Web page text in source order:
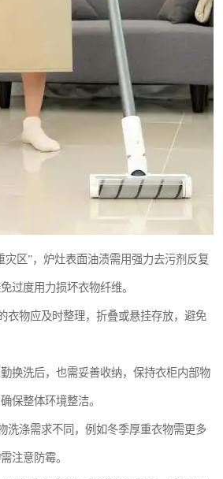
灾区”，炉灶表面油渍需用强力去污剂反复
过度用力损坏衣物纤维。
衣物应及时整理，折叠或悬挂存放，避免
换洗后，也需妥善收纳，保持衣柜内部物
保整体环境整洁。
洗涤需求不同，例如冬季厚重衣物需更多
注意防霉。